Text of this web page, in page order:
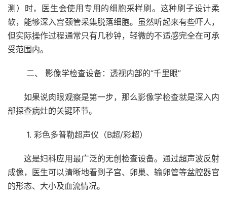
测）时，医生会使用专用的细胞采样刷。这种刷子设计柔
软，能够深入宫颈管采集脱落细胞。虽然听起来有些吓人，
但实际操作过程通常只有几秒钟，轻微的不适感完全在可承
受范围内。
二、 影像学检查设备：透视内部的“千里眼”
如果说肉眼观察是第一步，那么影像学检查就是深入内
部探查病灶的关键环节。
1. 彩色多普勒超声仪（B超/彩超）
这是妇科应用最广泛的无创检查设备。通过超声波反射
成像，医生可以清晰地看到子宫、卵巢、输卵管等盆腔器官
的形态、大小及血流情况。